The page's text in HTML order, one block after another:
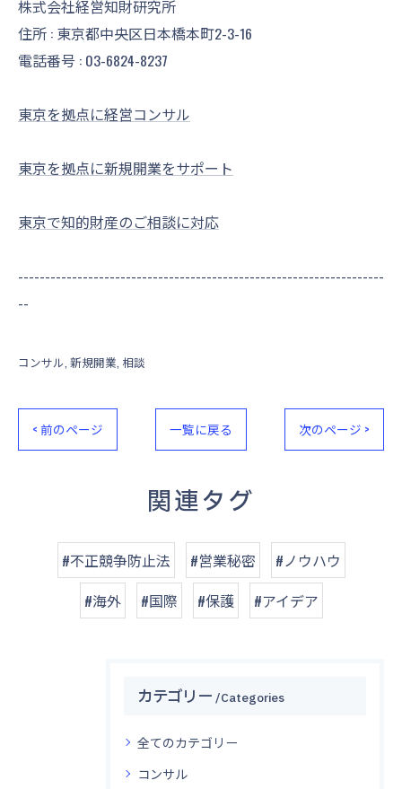
株式会社経営知財研究所
住所 : 東京都中央区日本橋本町2-3-16
電話番号 : 03-6824-8237
東京を拠点に経営コンサル
東京を拠点に新規開業をサポート
東京で知的財産のご相談に対応
--------------------------------------------------------------------
--
コンサル 新規開業 相談
< 前のページ 一覧に戻る 次のページ >
関連タグ
#不正競争防止法 #営業秘密
#ノウハウ
#海外
#国際 #保護 #アイデア
カテゴリー Categories
全てのカテゴリー
コンサル